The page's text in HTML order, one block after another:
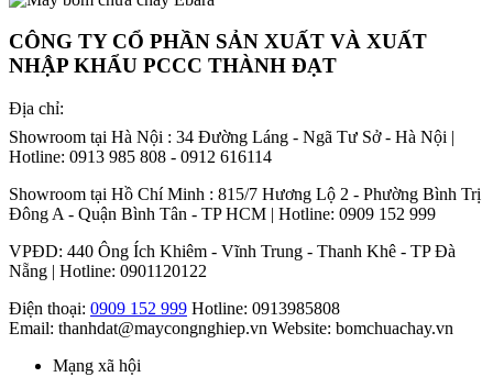
CÔNG TY CỔ PHẦN SẢN XUẤT VÀ XUẤT
NHẬP KHẨU PCCC THÀNH ĐẠT
Địa chỉ:
Showroom tại Hà Nội : 34 Đường Láng - Ngã Tư Sở - Hà Nội |
Hotline: 0913 985 808 - 0912 616114
Showroom tại Hồ Chí Minh : 815/7 Hương Lộ 2 - Phường Bình Trị
Đông A - Quận Bình Tân - TP HCM | Hotline: 0909 152 999
VPĐD: 440 Ông Ích Khiêm - Vĩnh Trung - Thanh Khê - TP Đà
Nẵng | Hotline: 0901120122
Điện thoại: 0909 152 999 Hotline: 0913985808
Email: thanhdat@maycongnghiep.vn Website: bomchuachay.vn
Mạng xã hội